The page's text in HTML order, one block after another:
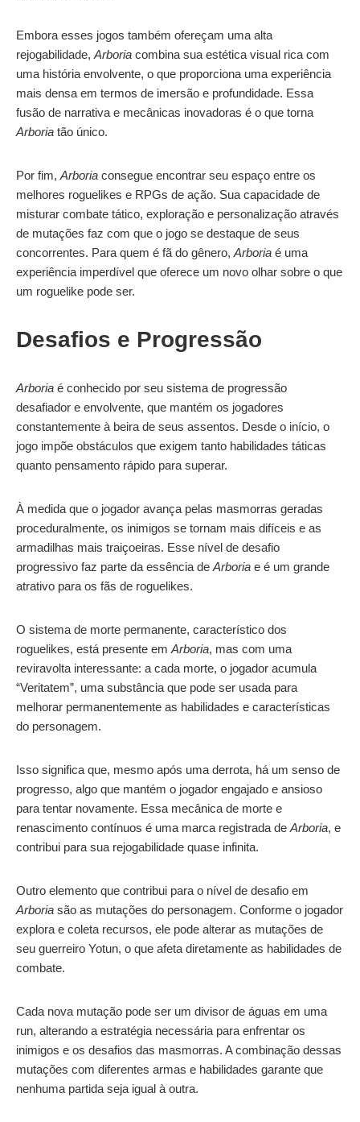
Embora esses jogos também ofereçam uma alta
rejogabilidade, Arboria combina sua estética visual rica com
uma história envolvente, o que proporciona uma experiência
mais densa em termos de imersão e profundidade. Essa
fusão de narrativa e mecânicas inovadoras é o que torna
Arboria tão único.
Por fim, Arboria consegue encontrar seu espaço entre os
melhores roguelikes e RPGs de ação. Sua capacidade de
misturar combate tático, exploração e personalização através
de mutações faz com que o jogo se destaque de seus
concorrentes. Para quem é fã do gênero, Arboria é uma
experiência imperdível que oferece um novo olhar sobre o que
um roguelike pode ser.
Desafios e Progressão
Arboria é conhecido por seu sistema de progressão
desafiador e envolvente, que mantém os jogadores
constantemente à beira de seus assentos. Desde o início, o
jogo impõe obstáculos que exigem tanto habilidades táticas
quanto pensamento rápido para superar.
À medida que o jogador avança pelas masmorras geradas
proceduralmente, os inimigos se tornam mais difíceis e as
armadilhas mais traiçoeiras. Esse nível de desafio
progressivo faz parte da essência de Arboria e é um grande
atrativo para os fãs de roguelikes.
O sistema de morte permanente, característico dos
roguelikes, está presente em Arboria, mas com uma
reviravolta interessante: a cada morte, o jogador acumula
“Veritatem”, uma substância que pode ser usada para
melhorar permanentemente as habilidades e características
do personagem.
Isso significa que, mesmo após uma derrota, há um senso de
progresso, algo que mantém o jogador engajado e ansioso
para tentar novamente. Essa mecânica de morte e
renascimento contínuos é uma marca registrada de Arboria, e
contribui para sua rejogabilidade quase infinita.
Outro elemento que contribui para o nível de desafio em
Arboria são as mutações do personagem. Conforme o jogador
explora e coleta recursos, ele pode alterar as mutações de
seu guerreiro Yotun, o que afeta diretamente as habilidades de
combate.
Cada nova mutação pode ser um divisor de águas em uma
run, alterando a estratégia necessária para enfrentar os
inimigos e os desafios das masmorras. A combinação dessas
mutações com diferentes armas e habilidades garante que
nenhuma partida seja igual à outra.